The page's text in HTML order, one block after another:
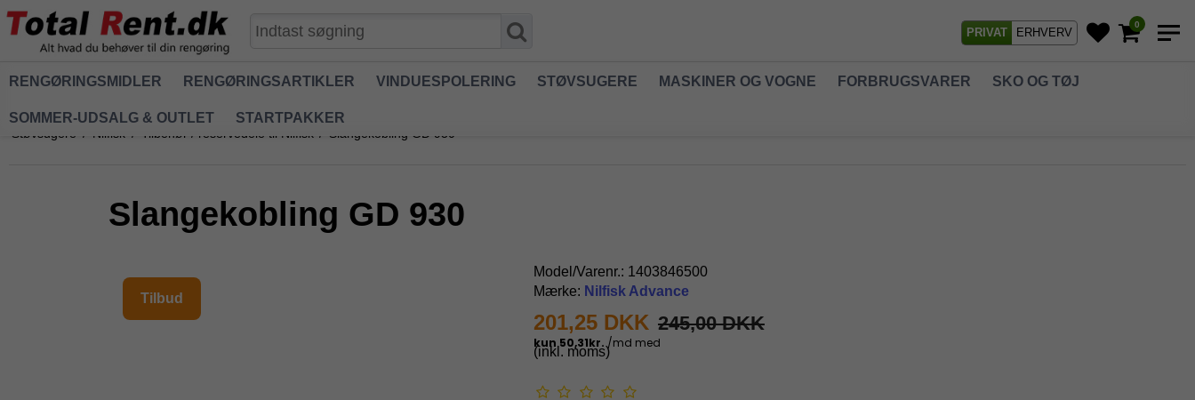
PRIVAT ERHVERV
0
RENGØRINGSMIDLER RENGØRINGSARTIKLER VINDUESPOLERING STØVSUGERE MASKINER OG VOGNE FORBRUGSVARER SKO OG TØJ
SOMMER-UDSALG & OUTLET STARTPAKKER
Støvsugere / Nilfisk / Tilbehør / reservedele til Nilfisk / Slangekobling GD 930
Slangekobling GD 930
Tilbud
Model/Varenr.: 1403846500
Mærke: Nilfisk Advance
201,25 DKK 245,00 DKK
(inkl. moms)